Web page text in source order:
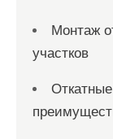
Монтаж
участков